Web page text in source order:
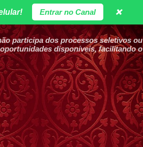
participa dos processos seletivos ou
disponíveis, facilitando o
Entrar no Canal ❌